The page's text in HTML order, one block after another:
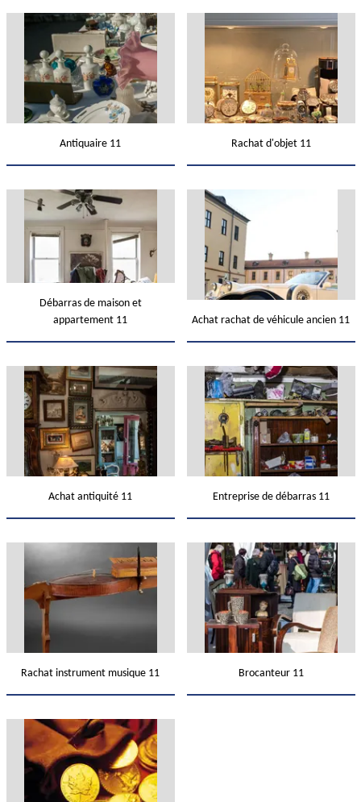
Antiquaire 11 Rachat d'objet 11
Débarras de maison et
appartement 11
Achat rachat de véhicule ancien 11
Achat antiquité 11 Entreprise de débarras 11
Rachat instrument musique 11 Brocanteur 11